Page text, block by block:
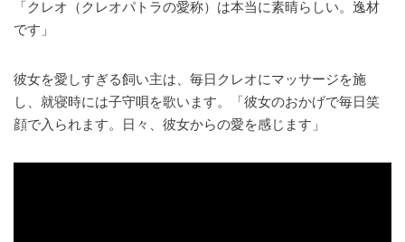
「クレオ（クレオパトラの愛称）は本当に素晴らしい。逸材
です」
彼女を愛しすぎる飼い主は、毎日クレオにマッサージを施
し、就寝時には子守唄を歌います。「彼女のおかげで毎日笑
顔で入られます。日々、彼女からの愛を感じます」